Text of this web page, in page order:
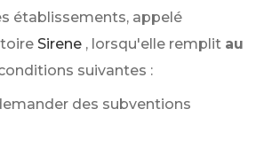
établissements, appelé
Sirene , lorsqu'elle remplit au
suivantes :
des subventions